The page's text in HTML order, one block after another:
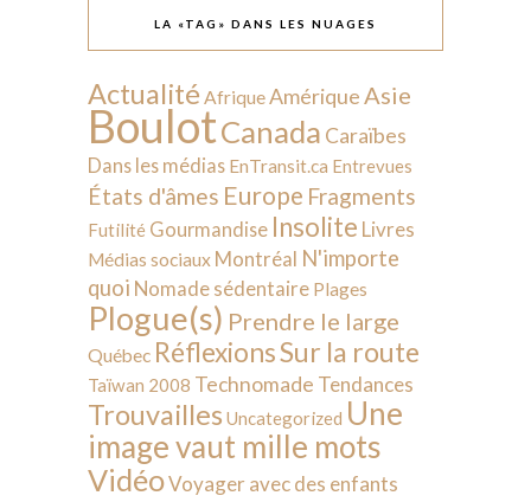
LA «TAG» DANS LES NUAGES
Actualité AfriqueAmérique Asie
BoulotCanada Caraïbes
Dans les médias EnTransit.ca Entrevues
États d'âmes Europe Fragments
Futilité Gourmandise Insolite Livres
Médias sociaux Montréal N'importe
quoi Nomade sédentaire Plages
Plogue(s) Prendre le large
Québec RéflexionsSur la route
Taïwan 2008 Technomade Tendances
Trouvailles Uncategorized Une
image vaut mille mots
VidéoVoyager avec des enfants